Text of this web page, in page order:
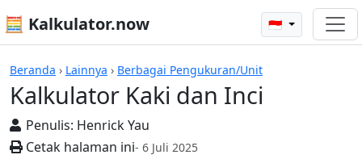
🧮 Kalkulator.now 🇮🇩
Beranda › Lainnya › Berbagai Pengukuran/Unit
Kalkulator Kaki dan Inci
Penulis: Henrick Yau
Cetak halaman ini- 6 Juli 2025
Kalkulator-kalkulator